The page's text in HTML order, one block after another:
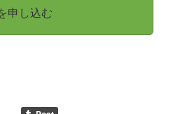
申し込む